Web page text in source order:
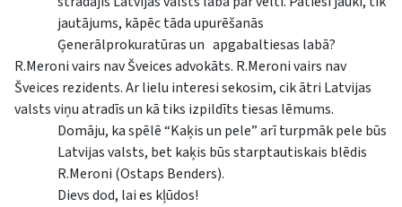
jautājums, kāpēc tāda upurēšanās
Ģenerālprokuratūras un apgabaltiesas labā?
R.Meroni vairs nav Šveices advokāts. R.Meroni vairs nav
Šveices rezidents. Ar lielu interesi sekosim, cik ātri Latvijas
valsts viņu atradīs un kā tiks izpildīts tiesas lēmums.
Domāju, ka spēlē “Kaķis un pele” arī turpmāk pele būs
Latvijas valsts, bet kaķis būs starptautiskais blēdis
R.Meroni (Ostaps Benders).
Dievs dod, lai es kļūdos!